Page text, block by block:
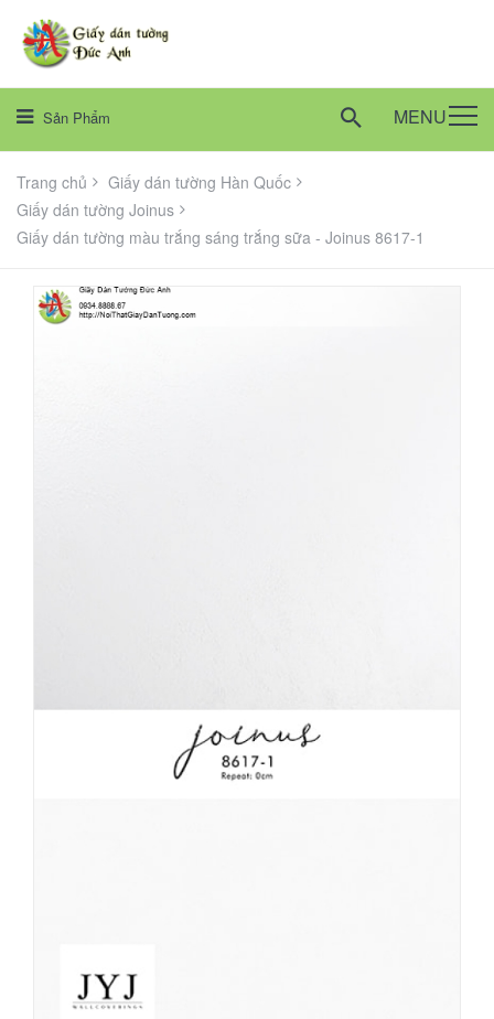
Sản Phẩm MENU
Trang chủ
Giấy dán tường Hàn Quốc
Giấy dán tường Joinus
Giấy dán tường màu trắng sáng trắng sữa - Joinus 8617-1